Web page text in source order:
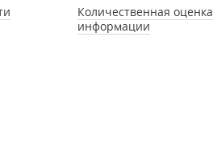
Количественная оценка
информации